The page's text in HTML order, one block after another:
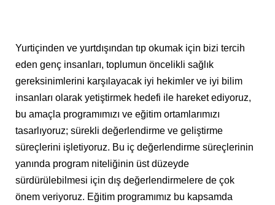
Yurtiçinden ve yurtdışından tıp okumak için bizi tercih
eden genç insanları, toplumun öncelikli sağlık
gereksinimlerini karşılayacak iyi hekimler ve iyi bilim
insanları olarak yetiştirmek hedefi ile hareket ediyoruz,
bu amaçla programımızı ve eğitim ortamlarımızı
tasarlıyoruz; sürekli değerlendirme ve geliştirme
süreçlerini işletiyoruz. Bu iç değerlendirme süreçlerinin
yanında program niteliğinin üst düzeyde
sürdürülebilmesi için dış değerlendirmelere de çok
önem veriyoruz. Eğitim programımız bu kapsamda